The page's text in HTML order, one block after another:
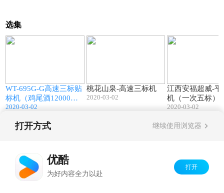
选集
WT-695G-G高速三标贴
标机（鸡尾酒12000
瓶）
2020-03-02
桃花山泉-高速三标机
2020-03-02
江西安福超威-平
机（一次五标）
2020-03-02
打开方式 继续使用浏览器
优酷
为好内容全力以赴
打开